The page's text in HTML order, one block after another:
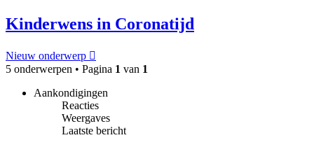
Kinderwens in Coronatijd
Nieuw onderwerp
5 onderwerpen • Pagina 1 van 1
Aankondigingen
Reacties
Weergaves
Laatste bericht